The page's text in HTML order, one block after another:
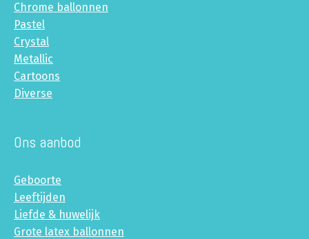
Chrome ballonnen
Pastel
Crystal
Metallic
Cartoons
Diverse
Ons aanbod
Geboorte
Leeftijden
Liefde & huwelijk
Grote latex ballonnen